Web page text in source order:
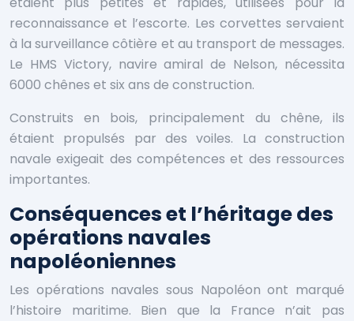
reconnaissance et l’escorte. Les corvettes servaient
à la surveillance côtière et au transport de messages.
Le HMS Victory, navire amiral de Nelson, nécessita
6000 chênes et six ans de construction.
Construits en bois, principalement du chêne, ils
étaient propulsés par des voiles. La construction
navale exigeait des compétences et des ressources
importantes.
Conséquences et l’héritage des
opérations navales
napoléoniennes
Les opérations navales sous Napoléon ont marqué
l’histoire maritime. Bien que la France n’ait pas